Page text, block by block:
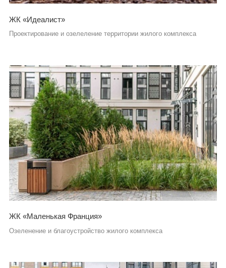
ЖК «Идеалист»
Проектирование и озелеление территории жилого комплекса
ЖК «Маленькая Франция»
Озеленение и благоустройство жилого комплекса